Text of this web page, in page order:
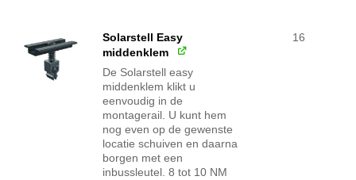
Solarstell Easy
middenklem
De Solarstell easy
middenklem klikt u
eenvoudig in de
montagerail. U kunt hem
nog even op de gewenste
locatie schuiven en daarna
borgen met een
inbussleutel. 8 tot 10 NM
16